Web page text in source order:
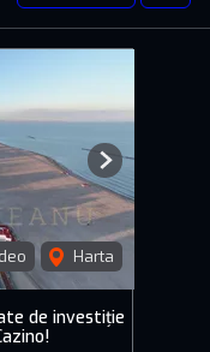
Harta
Next
de investiție